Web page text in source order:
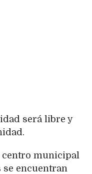
será libre y
centro municipal
encuentran